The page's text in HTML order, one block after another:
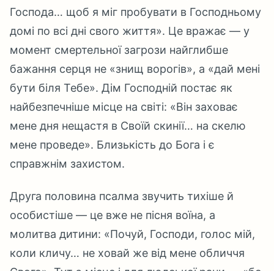
Господа… щоб я міг пробувати в Господньому
домі по всі дні свого життя». Це вражає — у
момент смертельної загрози найглибше
бажання серця не «знищ ворогів», а «дай мені
бути біля Тебе». Дім Господній постає як
найбезпечніше місце на світі: «Він заховає
мене дня нещастя в Своїй скинії… на скелю
мене проведе». Близькість до Бога і є
справжнім захистом.
Друга половина псалма звучить тихіше й
особистіше — це вже не пісня воїна, а
молитва дитини: «Почуй, Господи, голос мій,
коли кличу… не ховай же від мене обличчя